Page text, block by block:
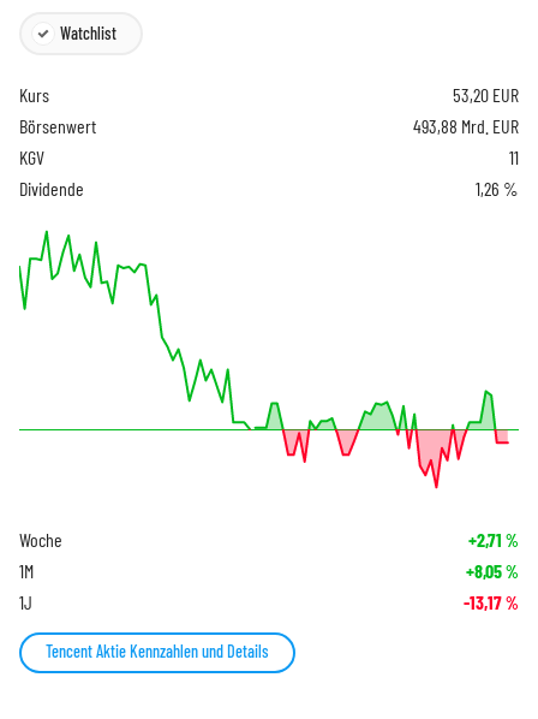
Watchlist
Kurs 53,20 EUR
Börsenwert
493,88 Mrd. EUR
KGV
11
Dividende
1,26 %
Woche +2,71 %
1M +8,05%
1J -13,17%
Tencent Aktie Kennzahlen und Details